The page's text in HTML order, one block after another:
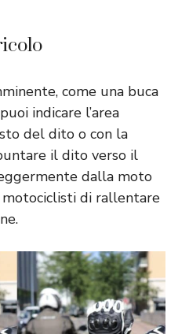
come una buca
indicare l’area
del dito o con la
il dito verso il
dalla moto
di rallentare